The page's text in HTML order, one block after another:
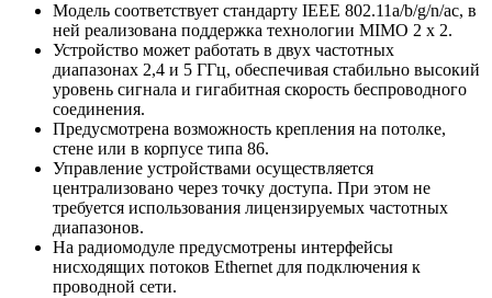
Модель соответствует стандарту IEEE 802.11a/b/g/n/ac, в
ней реализована поддержка технологии MIMO 2 x 2.
Устройство может работать в двух частотных
диапазонах 2,4 и 5 ГГц, обеспечивая стабильно высокий
уровень сигнала и гигабитная скорость беспроводного
соединения.
Предусмотрена возможность крепления на потолке,
стене или в корпусе типа 86.
Управление устройствами осуществляется
централизовано через точку доступа. При этом не
требуется использования лицензируемых частотных
диапазонов.
На радиомодуле предусмотрены интерфейсы
нисходящих потоков Ethernet для подключения к
проводной сети.